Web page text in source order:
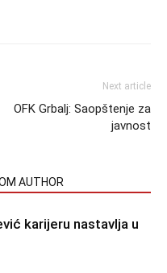
Next article
OFK Grbalj: Saopštenje za
javnost
AUTHOR
karijeru nastavlja u